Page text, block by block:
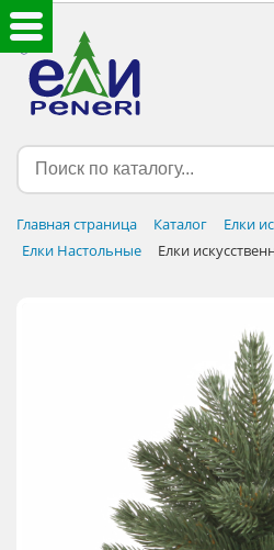
Главная страница Каталог
Елки
Елки Настольные
Елки
ЕЛКИ ИСКУССТВЕННЫЕ
ЕЛОЧНЫЕ УКРАШЕНИЯ
АКЦИИ И ПОДАРКИ